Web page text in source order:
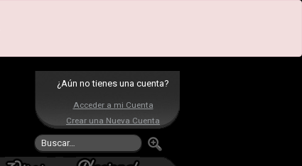
¿Aún no tienes una cuenta?
Acceder a mi Cuenta
Crear una Nueva Cuenta